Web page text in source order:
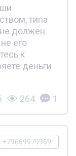
типа
должен.
его
к
деньги
264 1
+79669979969